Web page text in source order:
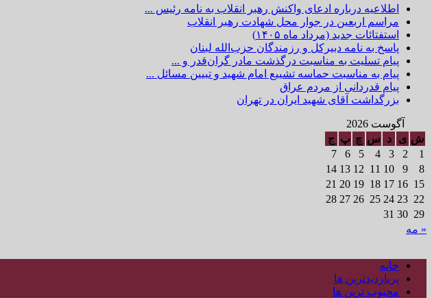
اطلاعیه درباره ادعای واکنش رهبر انقلاب به نامه رئیس ...
مراسم اربعین در جوار محل شهادت رهبر انقلاب
استفتائات جدید (مرداد ماه ۱۴۰۵)
پاسخ به نامه دبیرکل و رزمندگان حزب‌الله لبنان
پیام تسلیت به مناسبت درگذشت مادر گران‌قدر و ...
پیام به مناسبت حماسه تشییع امام شهید و تبیین مسائل ...
پیام قدردانی از مردم عراق
بزرگداشت آقای شهید ایران در تهران
آگوست 2026
ش ی د س چ پ ج
1
2
3
4
5
6
7
8
9
10
11
12
13
14
15
16
17
18
19
20
21
22
23
24
25
26
27
28
29
30
31
« مه
خانه
پربازدیدترین ها
محبوب ترین ها